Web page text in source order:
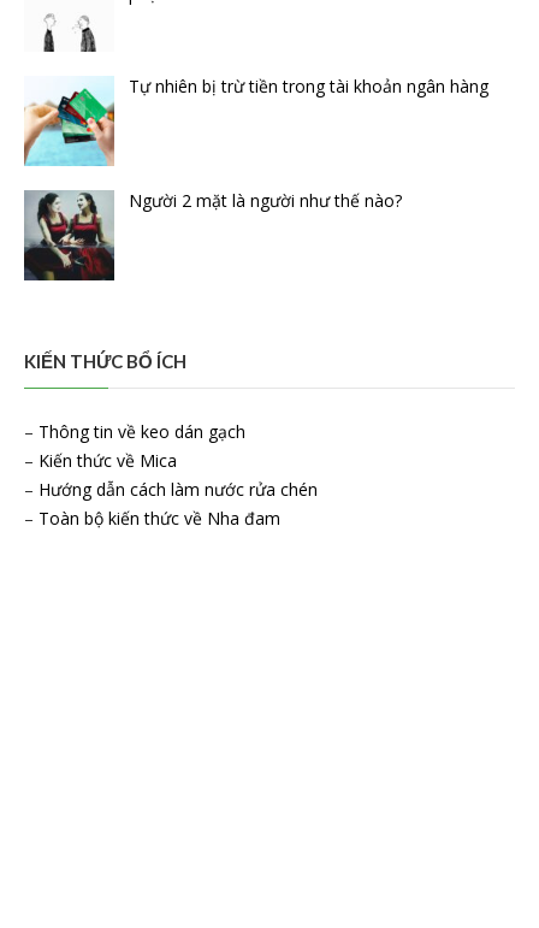
Tự nhiên bị trừ tiền trong tài khoản ngân hàng
Người 2 mặt là người như thế nào?
KIẾN THỨC BỔ ÍCH
– Thông tin về keo dán gạch
– Kiến thức về Mica
– Hướng dẫn cách làm nước rửa chén
– Toàn bộ kiến thức về Nha đam